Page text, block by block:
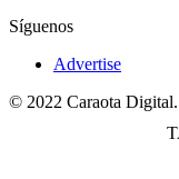
Síguenos
Advertise
© 2022 Caraota Digital.